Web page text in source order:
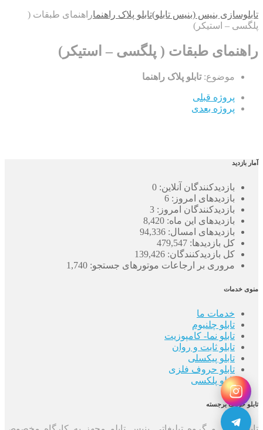
تابلوسازی بنیس (بنیس تابلو)تابلو پلاک راهنماراهنمای طبقات (
پلگسی – استیکر)
راهنمای طبقات ( پلگسی – استیکر)
موضوع:تابلو پلاک راهنما
پروژه قبلی
پروژه بعدی
آمار بازدید
بازدیدکنندگان آنلاین: 0
بازدیدهای امروز: 6
بازدیدکنندگان امروز: 3
بازدیدهای این ماه: 8,420
بازدیدهای امسال: 94,336
کل بازدیدها: 479,547
کل بازدیدکنند‌گان: 139,426
مروری بر ارجاعات موتورهای جستجو: 1,740
منوی خدمات
خدمات ما
تابلو چلنیوم
تابلو نما- کامپوزیت
تابلو ثابت و روان
تابلو پیکسلی
تابلو حروف فلزی
تابلو پلکسی
تابلو حروف برجسته